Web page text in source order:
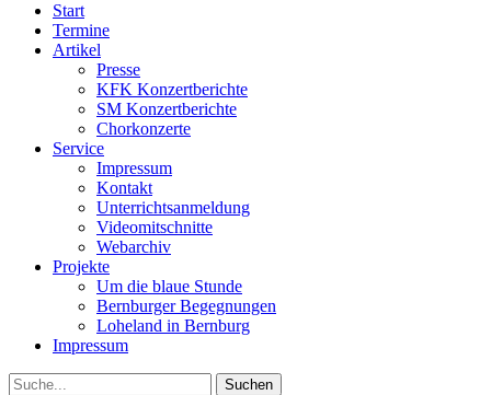
Start
Termine
Artikel
Presse
KFK Konzertberichte
SM Konzertberichte
Chorkonzerte
Service
Impressum
Kontakt
Unterrichtsanmeldung
Videomitschnitte
Webarchiv
Projekte
Um die blaue Stunde
Bernburger Begegnungen
Loheland in Bernburg
Impressum
Suche